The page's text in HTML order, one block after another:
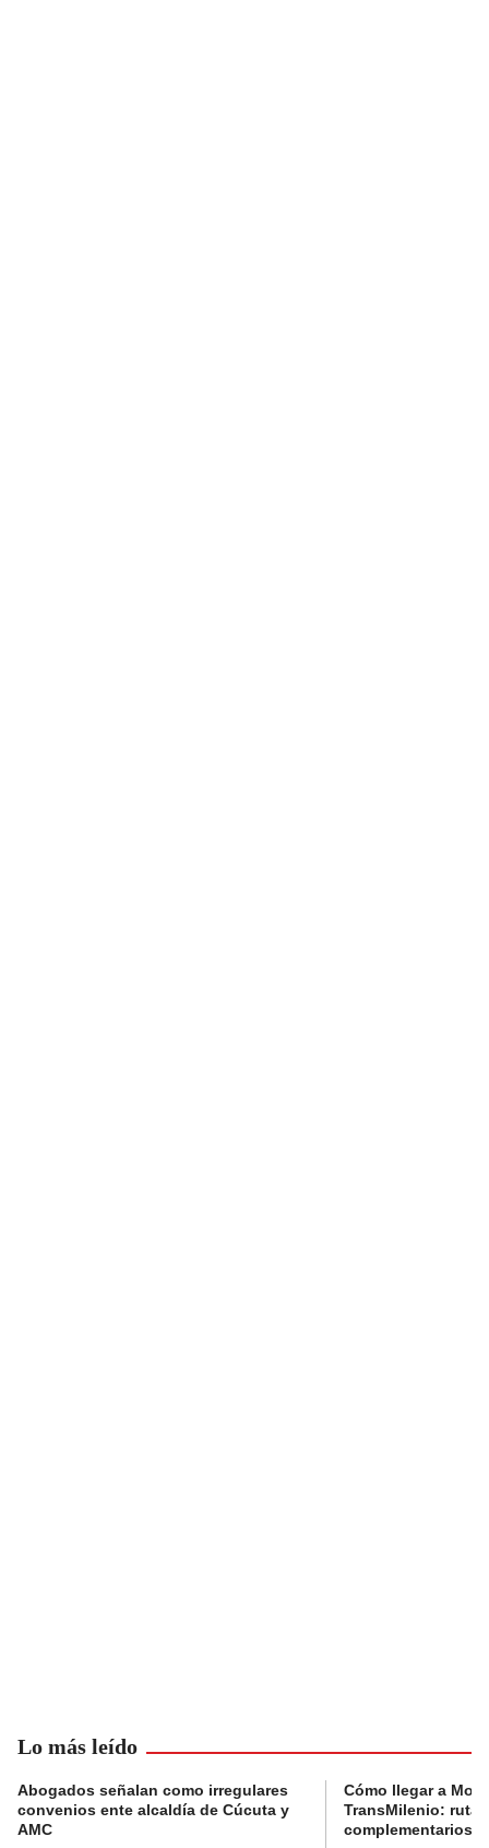
Lo más leído
Abogados señalan como irregulares
convenios ente alcaldía de Cúcuta y
AMC
Cómo llegar a
TransMilenio:
complementarios